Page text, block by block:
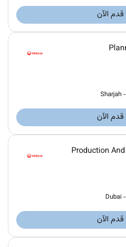
قدم الآن
Sharjah -
قدم الآن
Production
Dubai -
قدم الآن